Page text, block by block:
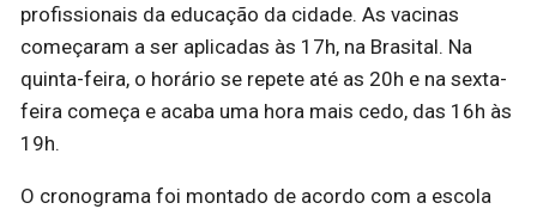
profissionais da educação da cidade. As vacinas
começaram a ser aplicadas às 17h, na Brasital. Na
quinta-feira, o horário se repete até as 20h e na sexta-
feira começa e acaba uma hora mais cedo, das 16h às
19h.
O cronograma foi montado de acordo com a escola